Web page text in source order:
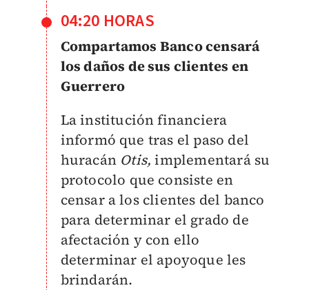
04:20 HORAS
Compartamos Banco censará
los daños de sus clientes en
Guerrero
La institución financiera
informó que tras el paso del
huracánOtis, implementará su
protocolo que consiste en
censar a los clientes del banco
para determinar el grado de
afectación y con ello
determinar el apoyoque les
brindarán.